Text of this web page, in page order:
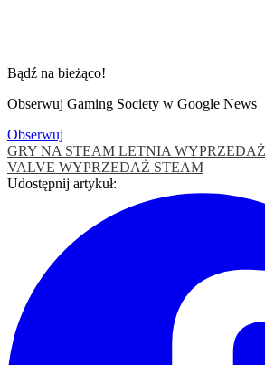
Bądź na bieżąco!
Obserwuj Gaming Society w Google News
Obserwuj
GRY NA STEAM LETNIA
VALVE WYPRZEDAŻ STEAM
Udostępnij artykuł: